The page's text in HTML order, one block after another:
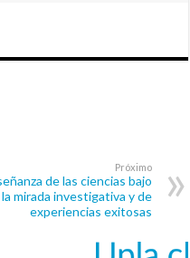
Próximo
de las ciencias bajo
la mirada investigativa y de
experiencias exitosas